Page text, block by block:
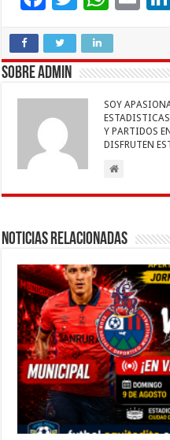
e
b
o
o
k
tt
er
at
sA
p
p
l
Sobre admin
SOY
Y PARTIDOS
DISFRUTEN
Noticias Relacionadas